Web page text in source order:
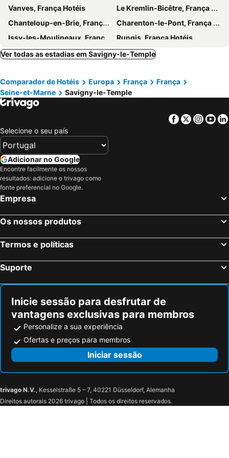
Porte de Bagnolet Metro Station
Tuileries Metro Station
Quartier du Faubourg St Antoine
Parque André Citroën
Musée Départemental Albert Kahn
Vanves, França Hotéis
Le Kremlin-Bicêtre, França Hotéis
Chanteloup-en-Brie, França Hotéis
Charenton-le-Pont, França Hotéis
Issy-les-Moulineaux, França Hotéis
Rungis, França Hotéis
Chelles, França Hotéis
Boulogne-Billancourt, França Hotéis
Pantin, França Hotéis
Levallois-Perret, França Hotéis
Torcy, França Hotéis
Chevilly-Larue, França Hotéis
Saint-Thibault-des-Vignes, França Hotéis
Paris, França Hotéis
Coupvray, França Hotéis
Montévrain, França Hotéis
Magny le Hongre, França Hotéis
Marne-la-Vallée, França Hotéis
Bagnolet, França Hotéis
Estrasburgo, Alsácia Hotéis
Colmar, Alsácia Hotéis
Ver todas as estadias em Savigny-le-Temple
Comparador de Hotéis Europa França
França
Seine-et-Marne
Savigny-le-Temple
Facebook
Twitter
Selecione o seu país
Adicionar no Google
Encontre facilmente os nossos
resultados: adicione o trivago como
fonte preferencial no Google.
Empresa
Os nossos produtos
Termos e políticas
Suporte
Inicie sessão para desfrutar de
vantagens exclusivas para membros
Personalize a sua experiência
Ofertas e preços para membros
Iniciar sessão
trivago N.V., Kesselstraße 5 – 7, 40221 Düsseldorf, Alemanha
Direitos autorais 2026 trivago | Todos os direitos reservados.